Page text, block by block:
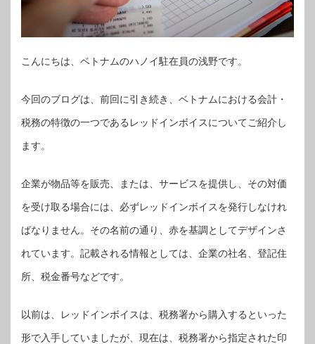
こんにちは、ベトナムのハノイ駐在員の浅野です。
今回のブログは、前回に引き続き、ベトナムにおける会計・
税務の特徴の一つであるレッドインボイスについてご紹介し
ます。
企業が物品等を販売、または、サービスを提供し、その対価
を受け取る場合には、必ずレッドインボイスを発行しなけれ
ばなりません。その名前の通り、赤を基調としてデザインさ
れています。記載される情報としては、企業の社名、登記住
所、税金番号などです。
以前は、レッドインボイスは、税務署から購入するといった
形で入手していましたが、現在は、税務署から指定された印